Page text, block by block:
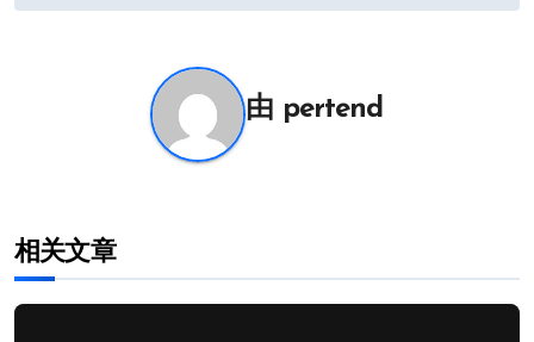
由 pertend
相关文章